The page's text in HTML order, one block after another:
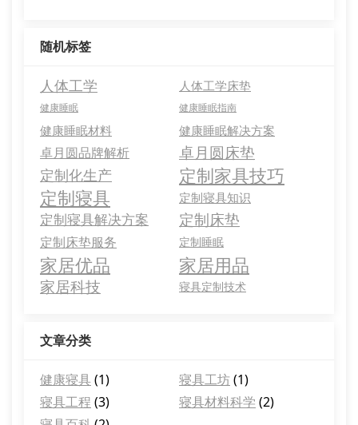
随机标签
人体工学 人体工学床垫
健康睡眠 健康睡眠指南
健康睡眠材料 健康睡眠解决方案
卓月圆品牌解析 卓月圆床垫
定制化生产
定制家具技巧
定制寝具
定制寝具知识
定制寝具解决方案 定制床垫
定制床垫服务 定制睡眠
家居优品 家居用品
家居科技 寝具定制技术
文章分类
健康寝具(1) 寝具工坊(1)
寝具工程 (3) 寝具材料科学 (2)